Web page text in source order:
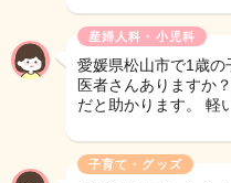
産婦人科・小児科
愛媛県松山市で1歳
医者さんありますか
だと助かります。 軽
子育て・グッズ